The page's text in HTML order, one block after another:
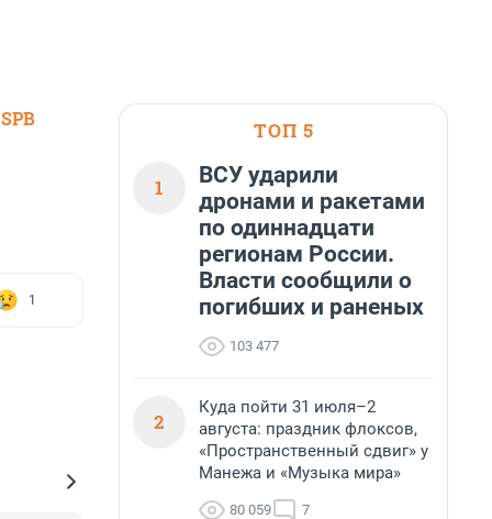
1
ТОП 5
1
ВСУ ударили
дронами и ракетами
по одиннадцати
регионам России.
Власти сообщили о
погибших и раненых
103 477
2
Куда пойти 31 июля–2
августа: праздник флоксов,
«Пространственный сдвиг» у
Манежа и «Музыка мира»
80 059 7